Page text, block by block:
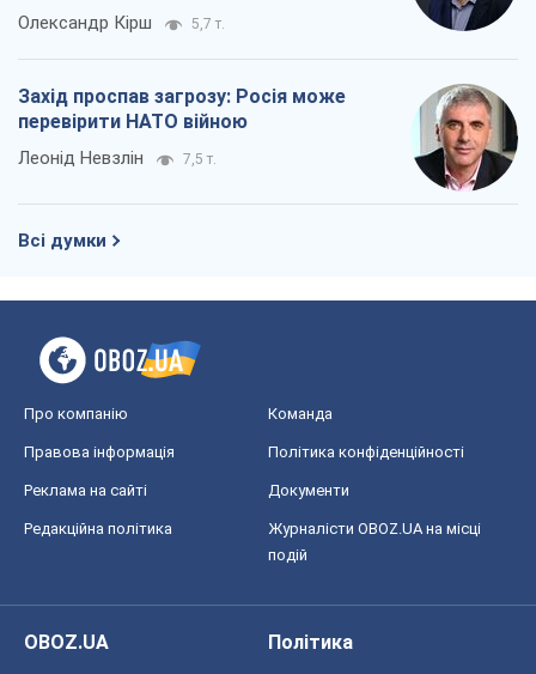
Олександр Кірш 5,7 т.
Захід проспав загрозу: Росія може
перевірити НАТО війною
Леонід Невзлін 7,5 т.
Всі думки
Про компанію Команда
Правова інформація Політика конфіденційності
Реклама на сайті Документи
Редакційна політика
Журналісти OBOZ.UA на місці
подій
OBOZ.UA
Політика